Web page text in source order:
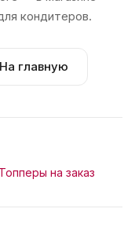
кондитеров.
На главную
Топперы на заказ